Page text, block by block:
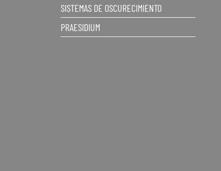
SISTEMAS DE OSCURECIMIENTO
PRAESIDIUM